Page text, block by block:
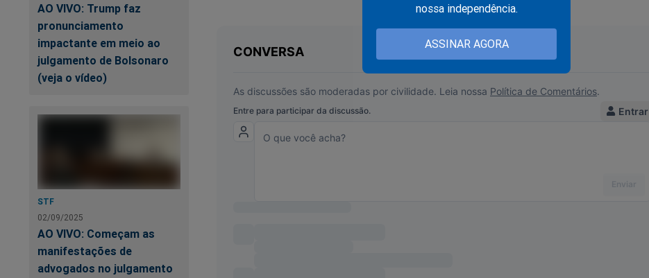
nossa independência.
ASSINAR AGORA
AO VIVO: Trump faz
pronunciamento
impactante em meio ao
julgamento de Bolsonaro
(veja o vídeo)
STF
02/09/2025
AO VIVO: Começam as
manifestações de
advogados no julgamento
Bolsonaro atingir o último estágio! A liberdade acaba de ser surrupiada. Querem esconder o
que realmente aconteceu em 2022... Porém, para o "terror" do "sistema", tudo isso foi
documentado no livro
"O Fantasma do Alvorada - A Volta à Cena do Crime"